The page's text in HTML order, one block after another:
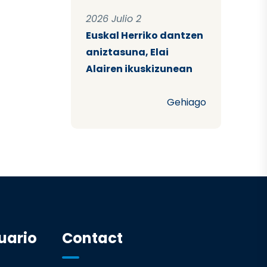
2026 Julio 2
Euskal Herriko dantzen
aniztasuna, Elai
Alairen ikuskizunean
Gehiago
Contact